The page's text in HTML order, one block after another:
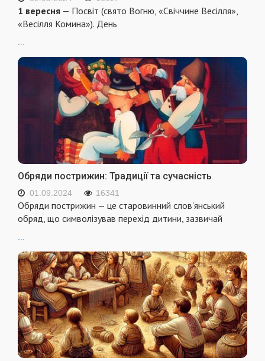
1 вересня — Посвіт (свято Вогню, «Свіччине Весілля»,
«Весілля Комина»). День
...
Обряди пострижин: Традиції та сучасність
01.09.2024 16341
Обряди пострижин — це старовинний слов'янський
обряд, що символізував перехід дитини, зазвичай